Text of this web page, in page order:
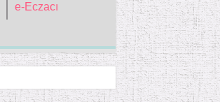
e-Eczacı